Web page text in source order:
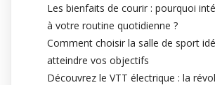
Les bienfaits de courir : pourquoi
à votre routine quotidienne ?
Comment choisir la salle de sport
atteindre vos objectifs
Découvrez le VTT électrique : la